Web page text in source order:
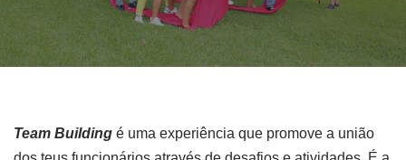
Team Building é uma experiência que promove a união